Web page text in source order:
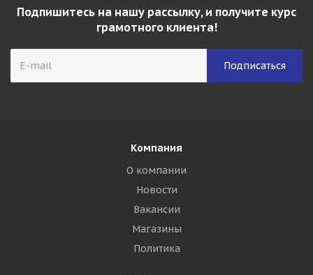
Подпишитесь на нашу рассылку, и получите курс
грамотного клиента!
Компания
О компании
Новости
Вакансии
Магазины
Политика